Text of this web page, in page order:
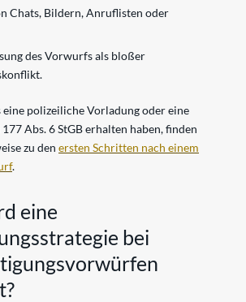
Chats, Bildern, Anruflisten oder
des Vorwurfs als bloßer
eine polizeiliche Vorladung oder eine
Abs. 6 StGB erhalten haben, finden
zu den ersten Schritten nach einem
.
eine
bei